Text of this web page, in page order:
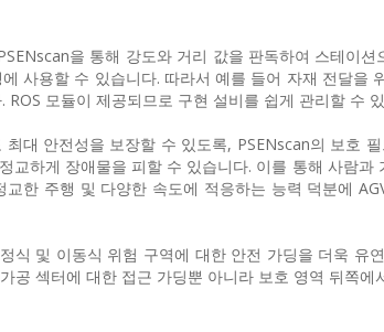
을 통해 강도와 거리 값을 판독하여 스테이
사용할 수 있습니다. 따라서 예를 들어 자재 전달을
ROS 모듈이 제공되므로 구현 설비를 쉽게 관리할 수
대 안전성을 보장할 수 있도록, PSENscan의 보호
교하게 장애물을 피할 수 있습니다. 이를 통해 사람
교한 주행 및 다양한 속도에 적응하는 능력 덕분에
식 및 이동식 위험 구역에 대한 안전 가딩을 더욱 유
공 섹터에 대한 접근 가딩뿐 아니라 보호 영역 뒤쪽에